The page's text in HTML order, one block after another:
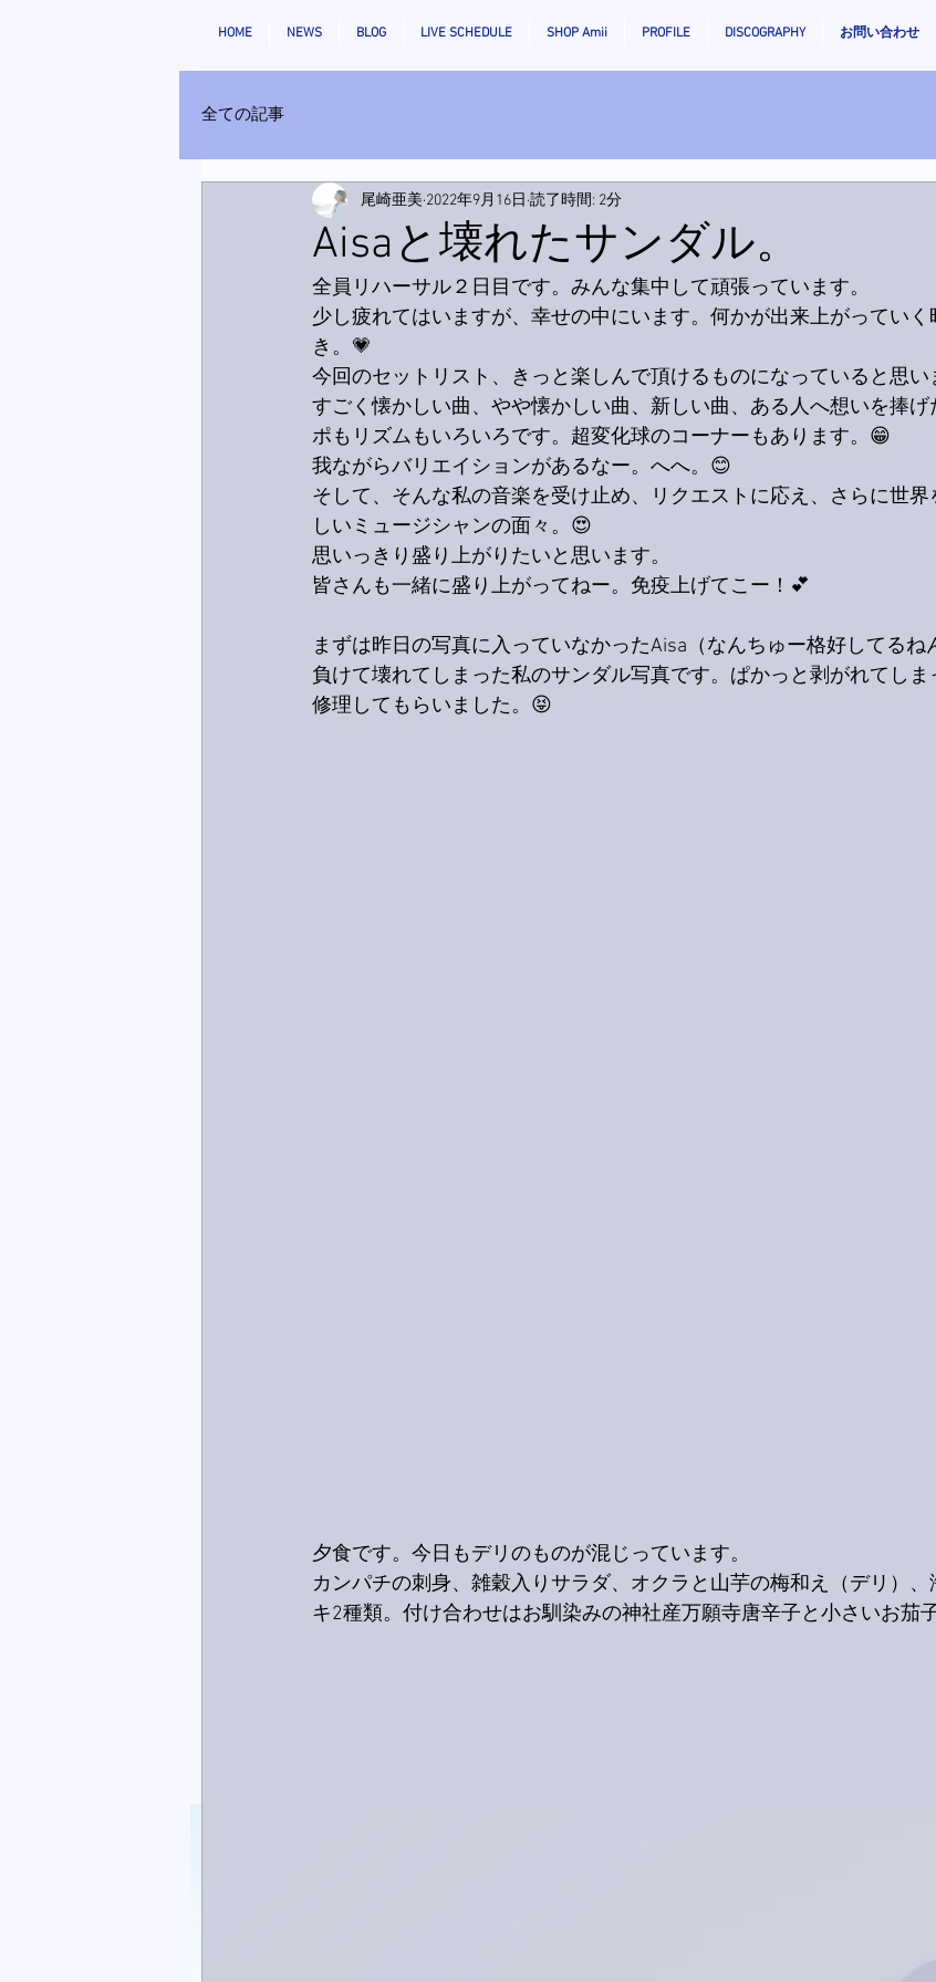
HOME NEWS BLOG LIVE SCHEDULE SHOP Amii PROFILE DISCOGRAPHY お問い合わせ
全ての記事
Aisaと壊れたサンダル。
尾崎亜美 2022年9月16日 読了時間: 2分
全員リハーサル２日目です。みんな集中して頑張っています。
少し疲れてはいますが、幸せの中にいます。何かが出来上がってい
き。💗
今回のセットリスト、きっと楽しんで頂けるものになっていると思い
すごく懐かしい曲、やや懐かしい曲、新しい曲、ある人へ想いを捧
ポもリズムもいろいろです。超変化球のコーナーもあります。😁
我ながらバリエイションがあるなー。へへ。😊
そして、そんな私の音楽を受け止め、リクエストに応え、さらに世界
しいミュージシャンの面々。😍
思いっきり盛り上がりたいと思います。
皆さんも一緒に盛り上がってねー。免疫上げてこー！💕
まずは昨日の写真に入っていなかったAisa（なんちゅー格好してるね
負けて壊れてしまった私のサンダル写真です。ぱかっと剥がれてし
修理してもらいました。😝
夕食です。今日もデリのものが混じっています。
カンパチの刺身、雑穀入りサラダ、オクラと山芋の梅和え（デリ）
キ2種類。付け合わせはお馴染みの神社産万願寺唐辛子と小さいお茄子